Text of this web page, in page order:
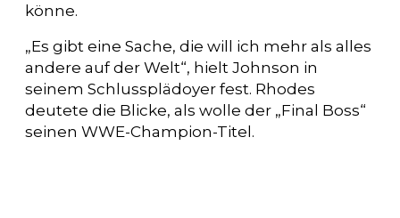
könne.
„Es gibt eine Sache, die will ich mehr als alles
andere auf der Welt“, hielt Johnson in
seinem Schlussplädoyer fest. Rhodes
deutete die Blicke, als wolle der „Final Boss“
seinen WWE-Champion-Titel.